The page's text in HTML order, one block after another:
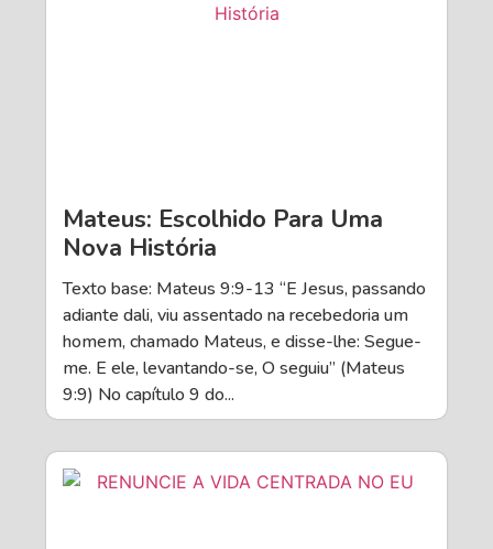
Mateus: Escolhido Para Uma
Nova História
Texto base: Mateus 9:9-13 “E Jesus, passando
adiante dali, viu assentado na recebedoria um
homem, chamado Mateus, e disse-lhe: Segue-
me. E ele, levantando-se, O seguiu” (Mateus
9:9) No capítulo 9 do...